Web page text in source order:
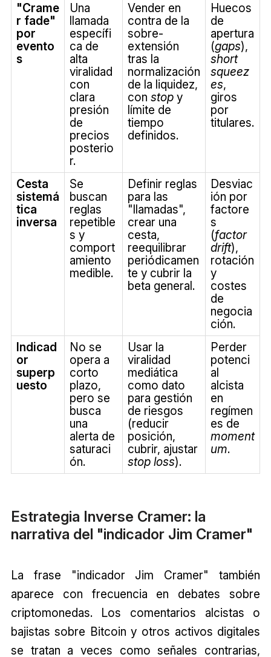
"Crame
r fade"
por
evento
s
Una
llamada
específi
ca de
alta
viralidad
con
clara
presión
de
precios
posterio
r.
Vender en
contra de la
sobre-
extensión
tras la
normalización
de la liquidez,
con stopy
límite de
tiempo
definidos.
Huecos
de
apertura
(gaps),
short
squeez
es,
giros
por
titulares.
Cesta
sistemá
tica
inversa
Se
buscan
reglas
repetible
s y
comport
amiento
medible.
Definir reglas
para las
"llamadas",
crear una
cesta,
reequilibrar
periódicamen
te y cubrir la
beta general.
Desviac
ión por
factore
s
(factor
drift),
rotación
y
costes
de
negocia
ción.
Indicad
or
superp
uesto
No se
opera a
corto
plazo,
pero se
busca
una
alerta de
saturaci
ón.
Usar la
viralidad
mediática
como dato
para gestión
de riesgos
(reducir
posición,
cubrir, ajustar
stop loss).
Perder
potenci
al
alcista
en
regímen
es de
moment
um.
Estrategia Inverse Cramer: la
narrativa del "indicador Jim Cramer"
La frase "indicador Jim Cramer" también
aparece con frecuencia en debates sobre
criptomonedas. Los comentarios alcistas o
bajistas sobre Bitcoin y otros activos digitales
se tratan a veces como señales contrarias,